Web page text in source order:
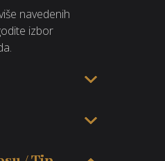
navedenih
izbor